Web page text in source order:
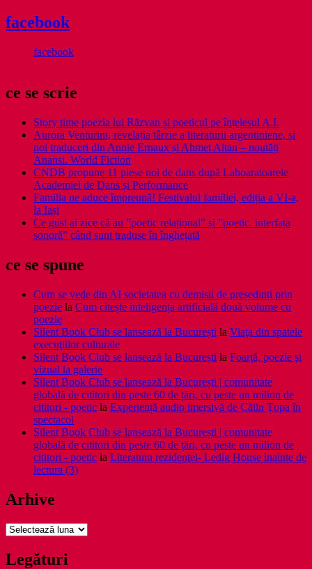
facebook
facebook
ce se scrie
Story time poezia lui Răzvan și poeticul pe înțelesul A.I.
Aurora Venturini, revelația târzie a literaturii argentiniene, și
noi traduceri din Annie Ernaux și Ahmet Altan – noutăți
Anansi. World Fiction
CNDB propune 11 piese noi de dans după Laboaratoarele
Academiei de Dans și Performance
Familia ne aduce împreună! Festivalul familiei, ediția a VI-a,
la Iași
Ce gust ai zice că au ”poetic relațional” și ”poetic. interfața
sonoră” când sunt traduse în înghețată
ce se spune
Cum se vede din AI societatea cu demisii de președinți prin
poezie la Cum citește inteligența artificială două volume cu
poezie
Silent Book Club se lansează la București la Viaţa din spatele
execuţiilor culturale
Silent Book Club se lansează la București la Foarţă, poezie şi
vizual la galerie
Silent Book Club se lansează la București | comunitate
globală de cititori din peste 60 de țări, cu peste un milion de
cititori - poetic la Experiență audio imersivă de Călin Țopa în
spectacol
Silent Book Club se lansează la București | comunitate
globală de cititori din peste 60 de țări, cu peste un milion de
cititori - poetic la Literatura rezidenţei- Ledig House inainte de
lectura (3)
Arhive
Arhive
Legături